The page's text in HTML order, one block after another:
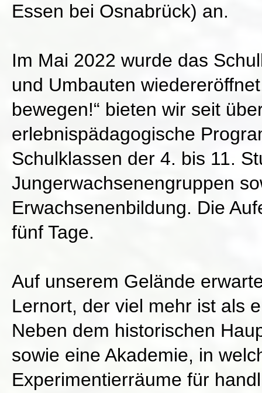
Essen bei Osnabrück) an.
Im Mai 2022 wurde das
und Umbauten
bewegen!“ bieten wir seit
erlebnispädagogische
Schulklassen der 4. bis 11.
Jungerwachsenengruppen
Erwachsenenbildung. Die
fünf Tage.
Auf unserem Gelände
Lernort, der viel mehr ist als
Neben dem historischen
sowie eine Akademie, in
Experimentierräume für